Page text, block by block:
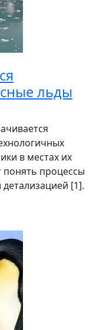
льды
в местах их
понять процессы
[1].